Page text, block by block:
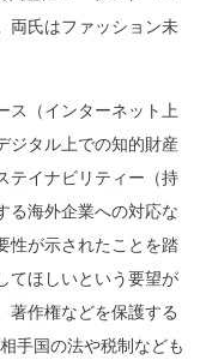
両氏はファッション未
（インターネット上
ジタル上での知的財産
テイナビリティー（持
る海外企業への対応な
性が示されたことを踏
てほしいという要望が
著作権などを保護する
手国の法や税制なども